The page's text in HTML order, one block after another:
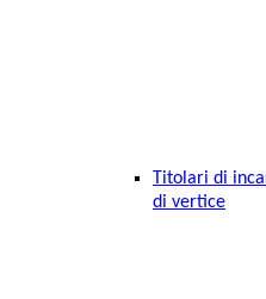
Titolari di
di vertice